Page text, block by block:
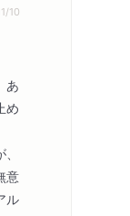
10
あ
め
意
ル